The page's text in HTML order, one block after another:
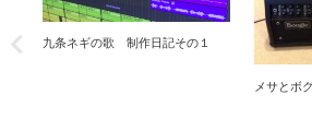
歌 制作日記その１
メサとボグナーのキャビ比